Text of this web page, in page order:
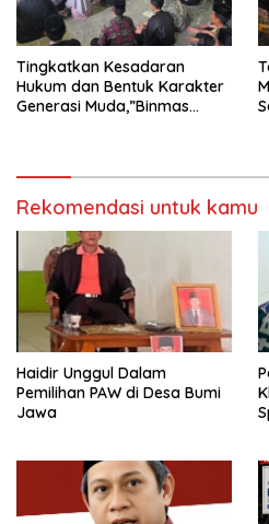
Tingkatkan Kesadaran
Hukum dan Bentuk Karakter
Generasi Muda,”Binmas
Rekomendasi untuk kamu
Haidir Unggul Dalam
Pemilihan PAW di Desa Bumi
Jawa